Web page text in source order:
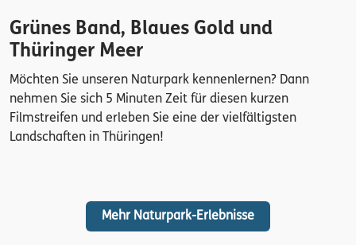
Grünes Band, Blaues Gold und
Thüringer Meer
Möchten Sie unseren Naturpark kennenlernen? Dann
nehmen Sie sich 5 Minuten Zeit für diesen kurzen
Filmstreifen und erleben Sie eine der vielfältigsten
Landschaften in Thüringen!
Mehr Naturpark-Erlebnisse